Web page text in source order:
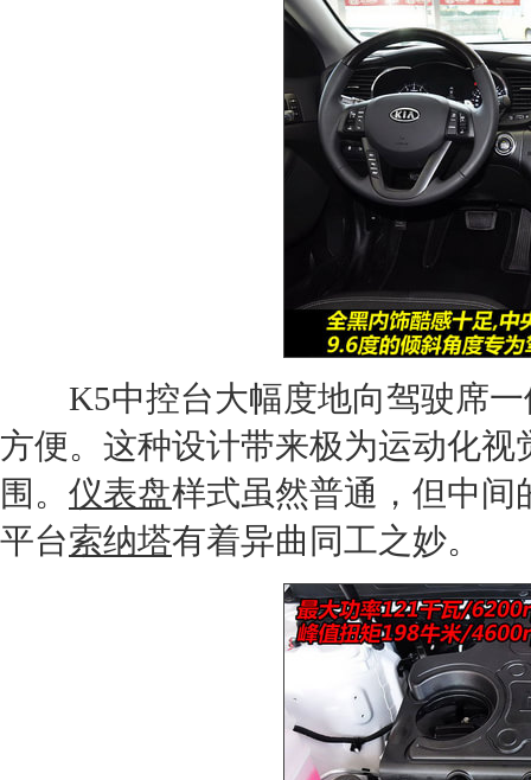
K5中控台大幅度地向驾驶席
方便。这种设计带来极为运动化
围。 仪表盘样式虽然普通，但中间
平台索纳塔有着异曲同工之妙。